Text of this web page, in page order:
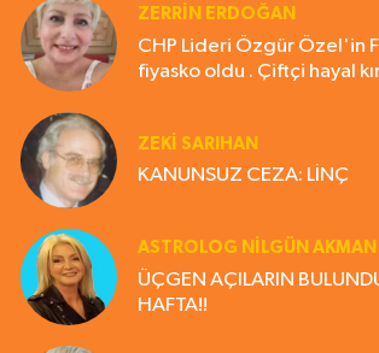
ZERRIN ERDOĞAN
CHP Lideri Özgür Özel'in
fiyasko oldu . Çiftçi hayal
ZEKI SARIHAN
KANUNSUZ CEZA: LİNÇ
ASTROLOG NILGÜN AKMAN
ÜÇGEN AÇILARIN
HAFTA!!